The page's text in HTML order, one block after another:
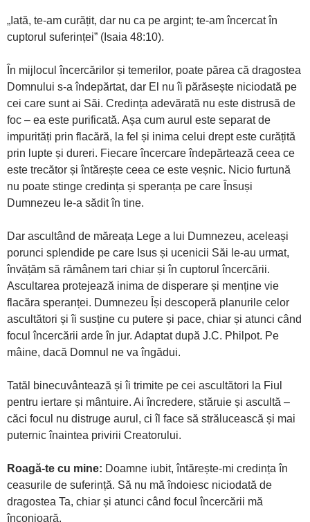
„Iată, te-am curățit, dar nu ca pe argint; te-am încercat în
cuptorul suferinței” (Isaia 48:10).
În mijlocul încercărilor și temerilor, poate părea că dragostea
Domnului s-a îndepărtat, dar El nu îi părăsește niciodată pe
cei care sunt ai Săi. Credința adevărată nu este distrusă de
foc – ea este purificată. Așa cum aurul este separat de
impurități prin flacără, la fel și inima celui drept este curățită
prin lupte și dureri. Fiecare încercare îndepărtează ceea ce
este trecător și întărește ceea ce este veșnic. Nicio furtună
nu poate stinge credința și speranța pe care Însuși
Dumnezeu le-a sădit în tine.
Dar ascultând de măreața Lege a lui Dumnezeu, aceleași
porunci splendide pe care Isus și ucenicii Săi le-au urmat,
învățăm să rămânem tari chiar și în cuptorul încercării.
Ascultarea protejează inima de disperare și menține vie
flacăra speranței. Dumnezeu Își descoperă planurile celor
ascultători și îi susține cu putere și pace, chiar și atunci când
focul încercării arde în jur. Adaptat după J.C. Philpot. Pe
mâine, dacă Domnul ne va îngădui.
Tatăl binecuvântează și îi trimite pe cei ascultători la Fiul
pentru iertare și mântuire. Ai încredere, stăruie și ascultă –
căci focul nu distruge aurul, ci îl face să strălucească și mai
puternic înaintea privirii Creatorului.
Roagă-te cu mine: Doamne iubit, întărește-mi credința în
ceasurile de suferință. Să nu mă îndoiesc niciodată de
dragostea Ta, chiar și atunci când focul încercării mă
înconjoară.